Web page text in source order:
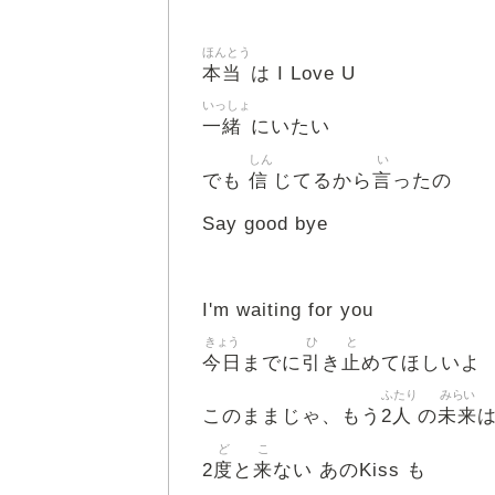
本当
ほんとう
は I Love U
一緒
いっしょ
にいたい
でも 信
しん
じてるから言
い
ったの
Say good bye
I'm waiting for you
今日
きょう
までに引
ひ
き 止
と
めてほしいよ
このままじゃ、もう 2人
ふたり
の未来
みらい
2度
ど
と 来
こ
ない あのKiss も